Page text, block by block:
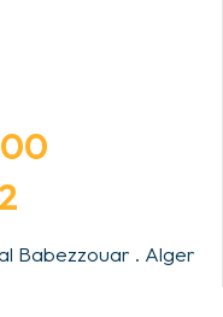
Babezzouar . Alger